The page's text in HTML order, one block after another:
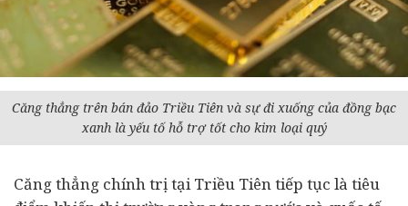
Căng thẳng trên bán đảo Triều Tiên và sự đi xuống của đồng bạc
xanh là yếu tố hỗ trợ tốt cho kim loại quý
Căng thẳng chính trị tại Triều Tiên tiếp tục là tiêu